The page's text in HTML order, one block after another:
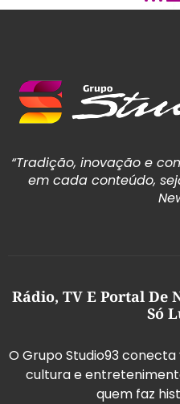
“Tradição, inovação e
em cada conteúdo,
Rádio, TV E Portal De
Só
O Grupo Studio93
cultura e
quem faz